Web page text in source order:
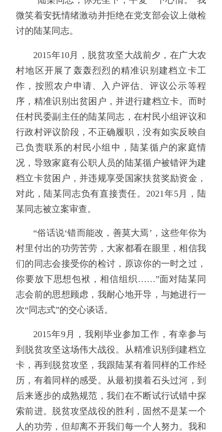
微笑着安抚情绪激动并拒绝在党支部会议上做检
讨的陆某同志。
2015年10月，脱贫攻坚大战前夕，在广大农
村地区开展了轰轰烈烈的精准识别建档立卡工
作，按照农户申请、入户评估、评议公示等程
序，精准识别出贫困户，并进行建档立卡。而时
任村民委副主任的陆某同志，在村民小组评议和
行政村评议阶段，不正确履职，没有如实反映自
己负责联系的村民小组中，陆某循户的家庭情
况，导致家庭有公职人员的陆某循户被错评为建
档立卡贫困户，并违规享受国家扶贫奖励资金，
对此，陆某同志负有直接责任。2021年5月，陆
某同志被立案审查。
“俗话说‘错而能改，善莫大焉’，这些年你为
村里付出的功劳苦劳，大家都看在眼里，相信我
们的同志会接受你的检讨，原谅你的一时之过，
你要放下思想包袱，相信组织……”面对陆某同
志会前的思想顾虑，我耐心地开导，与她进行一
次“同志式”的交心谈话。
2015年9月，我刚毕业参加工作，有幸参与
到脱贫攻坚这场伟大战役。从精准识别到建档立
卡，再到脱贫攻坚，我跟陆某有着同样的工作经
历，有着同样的感受。从最初摸着石头过河，到
后来逐步的成熟规范，我们在不断试行试错中探
索前进。脱贫攻坚战役的胜利，固然不是某一个
人的功劳，但却离不开我们每一个人努力。我和